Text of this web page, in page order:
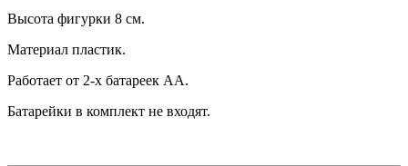
Высота фигурки 8 см.
Материал пластик.
Работает от 2-х батареек АА.
Батарейки в комплект не входят.